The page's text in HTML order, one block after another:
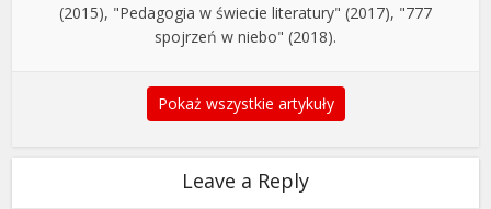
(2015), "Pedagogia w świecie literatury" (2017), "777
spojrzeń w niebo" (2018).
Pokaż wszystkie artykuły
Leave a Reply